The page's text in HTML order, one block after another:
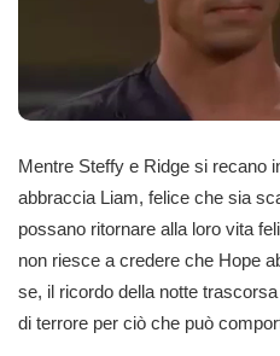
Mentre Steffy e Ridge si recano
abbraccia Liam, felice che sia
possano ritornare alla loro vita
non riesce a credere che Hope
se, il ricordo della notte
di terrore per ciò che può